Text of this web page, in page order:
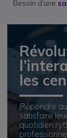
Besoin d’une
les
Répondre
satisfaire
quotidien